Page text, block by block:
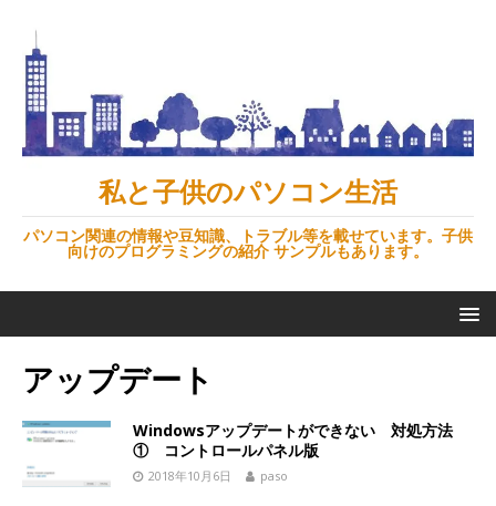
私と子供のパソコン生活
パソコン関連の情報や豆知識、トラブル等を載せています。子供
向けのプログラミングの紹介 サンプルもあります。
アップデート
Windowsアップデートができない 対処方法
① コントロールパネル版
2018年10月6日 paso